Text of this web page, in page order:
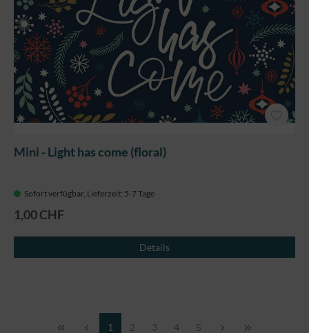
Mini - Light has come (floral)
Sofort verfügbar, Lieferzeit: 5-7 Tage
1,00 CHF
Details
Seite
1 Seite
2 Seite
3 Seite
4 Seite
5